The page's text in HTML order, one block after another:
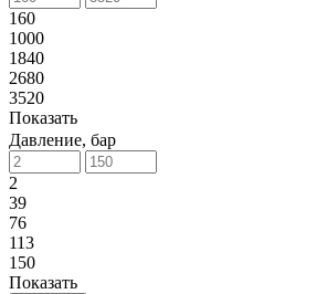
160
1000
1840
2680
3520
Показать
Давление, бар
2
39
76
113
150
Показать